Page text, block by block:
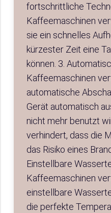
fortschrittliche
Kaffeemaschinen
sie ein schnelles
kürzester Zeit eine
können. 3.
Kaffeemaschinen
automatische
Gerät automatisch
nicht mehr benutzt
verhindert, dass die
das Risiko eines
Einstellbare
Kaffeemaschinen
einstellbare
die perfekte